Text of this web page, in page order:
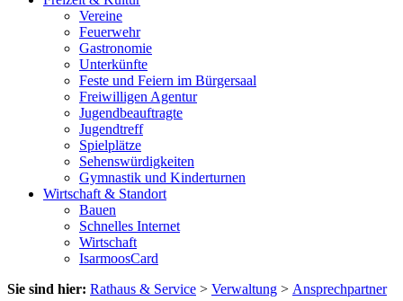
Vereine
Feuerwehr
Gastronomie
Unterkünfte
Feste und Feiern im Bürgersaal
Freiwilligen Agentur
Jugendbeauftragte
Jugendtreff
Spielplätze
Sehenswürdigkeiten
Gymnastik und Kinderturnen
Wirtschaft & Standort
Bauen
Schnelles Internet
Wirtschaft
IsarmoosCard
Sie sind hier: Rathaus & Service > Verwaltung > Ansprechpartner